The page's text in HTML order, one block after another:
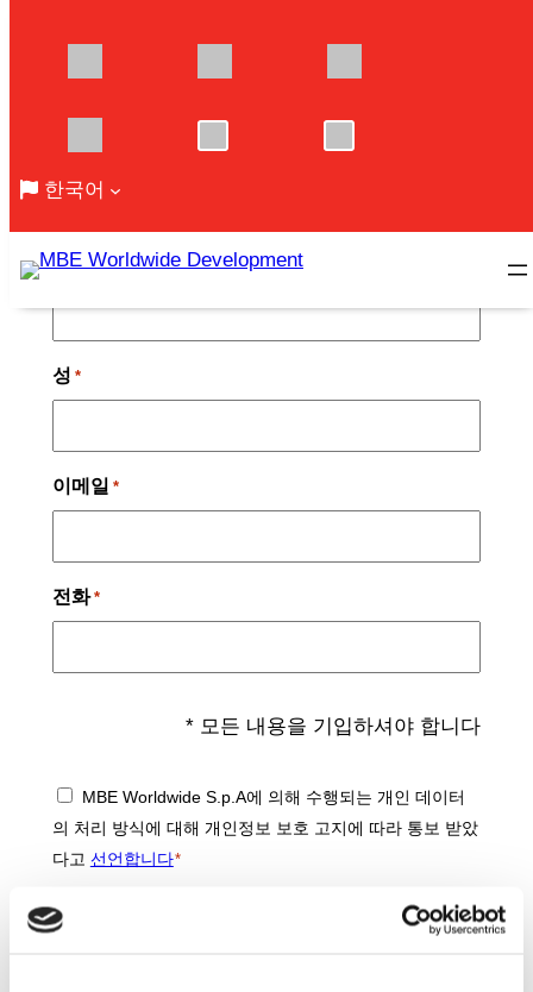
콘
로
바
한국어
이름 *
성 *
이메일 *
전화 *
* 모든 내용을 기입하셔야 합니다
동
의
MBE Worldwide S.p.A에 의해 수행되는 개인 데이터
의 처리 방식에 대해 개인정보 보호 고지에 따라 통보 받았
다고 선언합니다*
또한, 상업적인 커뮤니케이션을 발송하는 활동과 관련하
여, 상기 개인정보 보호 고지("마케팅")에서 더 잘 설명한